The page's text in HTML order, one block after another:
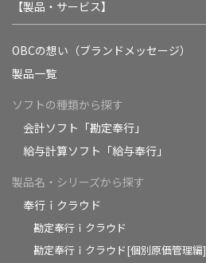
【製品・サービス】
OBCの想い（ブランドメッセージ）
製品一覧
ソフトの種類から探す
会計ソフト「勘定奉行」
給与計算ソフト「給与奉行」
製品名・シリーズから探す
奉行ｉクラウド
勘定奉行ｉクラウド
勘定奉行ｉクラウド[個別原価管理編]